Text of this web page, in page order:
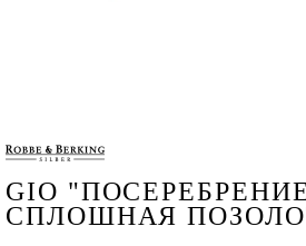
GIO
СПЛОШНАЯ